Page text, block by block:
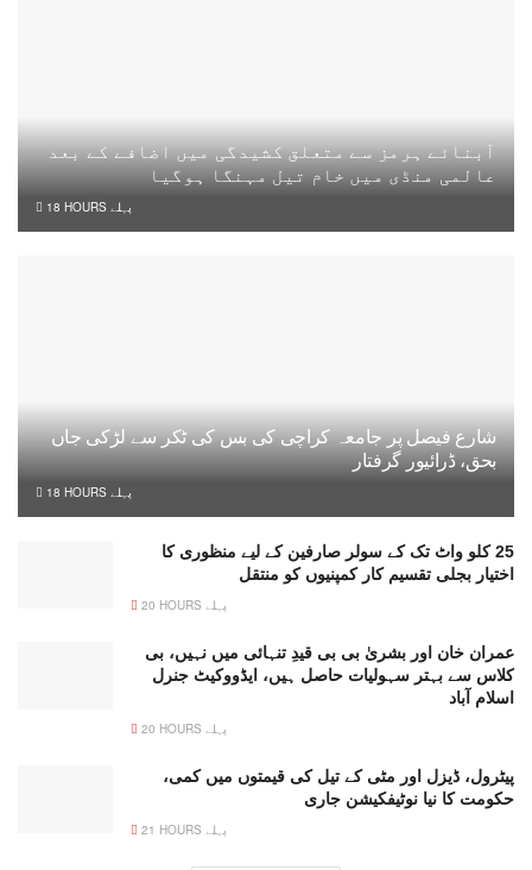
آبنائے ہرمز سے متعلق کشیدگی میں اضافے کے بعد
عالمی منڈی میں خام تیل مہنگا ہوگیا
18 HOURS پہلے
شارع فیصل پر جامعہ کراچی کی بس کی ٹکر سے لڑکی جاں
بحق، ڈرائیور گرفتار
18 HOURS پہلے
25 کلو واٹ تک کے سولر صارفین کے لیے منظوری کا
اختیار بجلی تقسیم کار کمپنیوں کو منتقل
20 HOURS پہلے
عمران خان اور بشریٰ بی بی قیدِ تنہائی میں نہیں، بی
کلاس سے بہتر سہولیات حاصل ہیں، ایڈووکیٹ جنرل
اسلام آباد
20 HOURS پہلے
پیٹرول، ڈیزل اور مٹی کے تیل کی قیمتوں میں کمی،
حکومت کا نیا نوٹیفکیشن جاری
21 HOURS پہلے